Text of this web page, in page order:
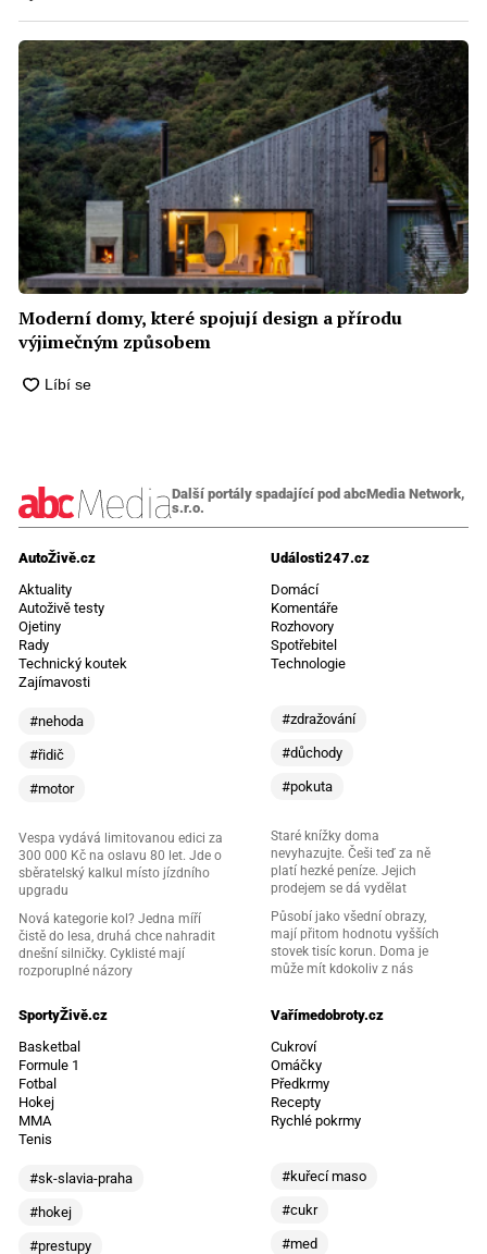
Moderní domy, které spojují design a přírodu
výjimečným způsobem
Další portály spadající pod abcMedia Network,
s.r.o.
AutoŽivě.cz
Aktuality
Autoživě testy
Ojetiny
Rady
Technický koutek
Zajímavosti
#nehoda
#řidič
#motor
Vespa vydává limitovanou edici za
300 000 Kč na oslavu 80 let. Jde o
sběratelský kalkul místo jízdního
upgradu
Nová kategorie kol? Jedna míří
čistě do lesa, druhá chce nahradit
dnešní silničky. Cyklisté mají
rozporuplné názory
Události247.cz
Domácí
Komentáře
Rozhovory
Spotřebitel
Technologie
#zdražování
#důchody
#pokuta
Staré knížky doma
nevyhazujte. Češi teď za ně
platí hezké peníze. Jejich
prodejem se dá vydělat
Působí jako všední obrazy,
mají přitom hodnotu vyšších
stovek tisíc korun. Doma je
může mít kdokoliv z nás
SportyŽivě.cz
Basketbal
Formule 1
Fotbal
Hokej
MMA
Tenis
#sk-slavia-praha
#hokej
#prestupy
Vařímedobroty.cz
Cukroví
Omáčky
Předkrmy
Recepty
Rychlé pokrmy
#kuřecí maso
#cukr
#med